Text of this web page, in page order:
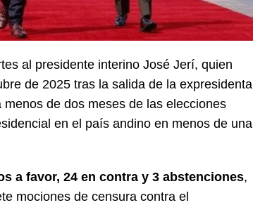
al presidente interino José Jerí, quien
de 2025 tras la salida de la expresidenta
de dos meses de las elecciones
en el país andino en menos de una
a favor, 24 en contra y 3 abstenciones,
mociones de censura contra el